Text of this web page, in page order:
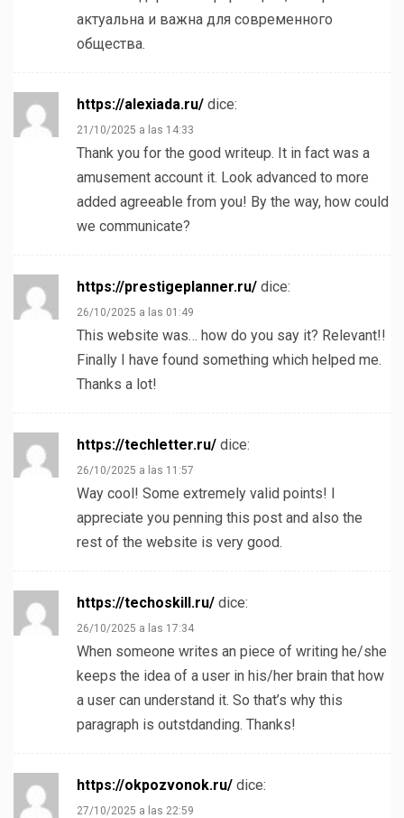
актуальна и важна для современного
общества.
https://alexiada.ru/ dice:
21/10/2025 a las 14:33
Thank you for the good writeup. It in fact was a
amusement account it. Look advanced to more
added agreeable from you! By the way, how could
we communicate?
https://prestigeplanner.ru/ dice:
26/10/2025 a las 01:49
This website was… how do you say it? Relevant!!
Finally I have found something which helped me.
Thanks a lot!
https://techletter.ru/ dice:
26/10/2025 a las 11:57
Way cool! Some extremely valid points! I
appreciate you penning this post and also the
rest of the website is very good.
https://techoskill.ru/ dice:
26/10/2025 a las 17:34
When someone writes an piece of writing he/she
keeps the idea of a user in his/her brain that how
a user can understand it. So that’s why this
paragraph is outstdanding. Thanks!
https://okpozvonok.ru/ dice:
27/10/2025 a las 22:59